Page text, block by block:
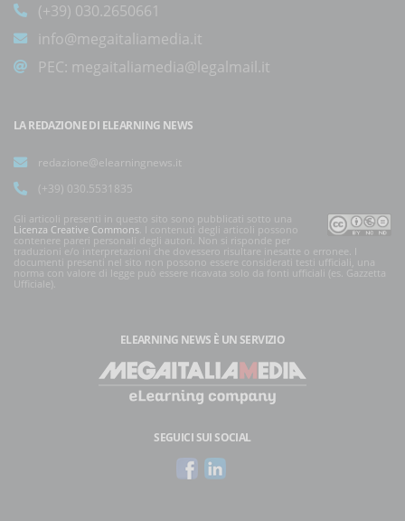
(+39) 030.2650661
info@megaitaliamedia.it
PEC: megaitaliamedia@legalmail.it
LA REDAZIONE DI ELEARNING NEWS
redazione@elearningnews.it
(+39) 030.5531835
Gli articoli presenti in questo sito sono pubblicati sotto una
Licenza Creative Commons. I contenuti degli articoli possono
contenere pareri personali degli autori. Non si risponde per
traduzioni e/o interpretazioni che dovessero risultare inesatte o erronee. I
documenti presenti nel sito non possono essere considerati testi ufficiali, una
norma con valore di legge può essere ricavata solo da fonti ufficiali (es. Gazzetta
Ufficiale).
ELEARNING NEWS È UN SERVIZIO
SEGUICI SUI SOCIAL